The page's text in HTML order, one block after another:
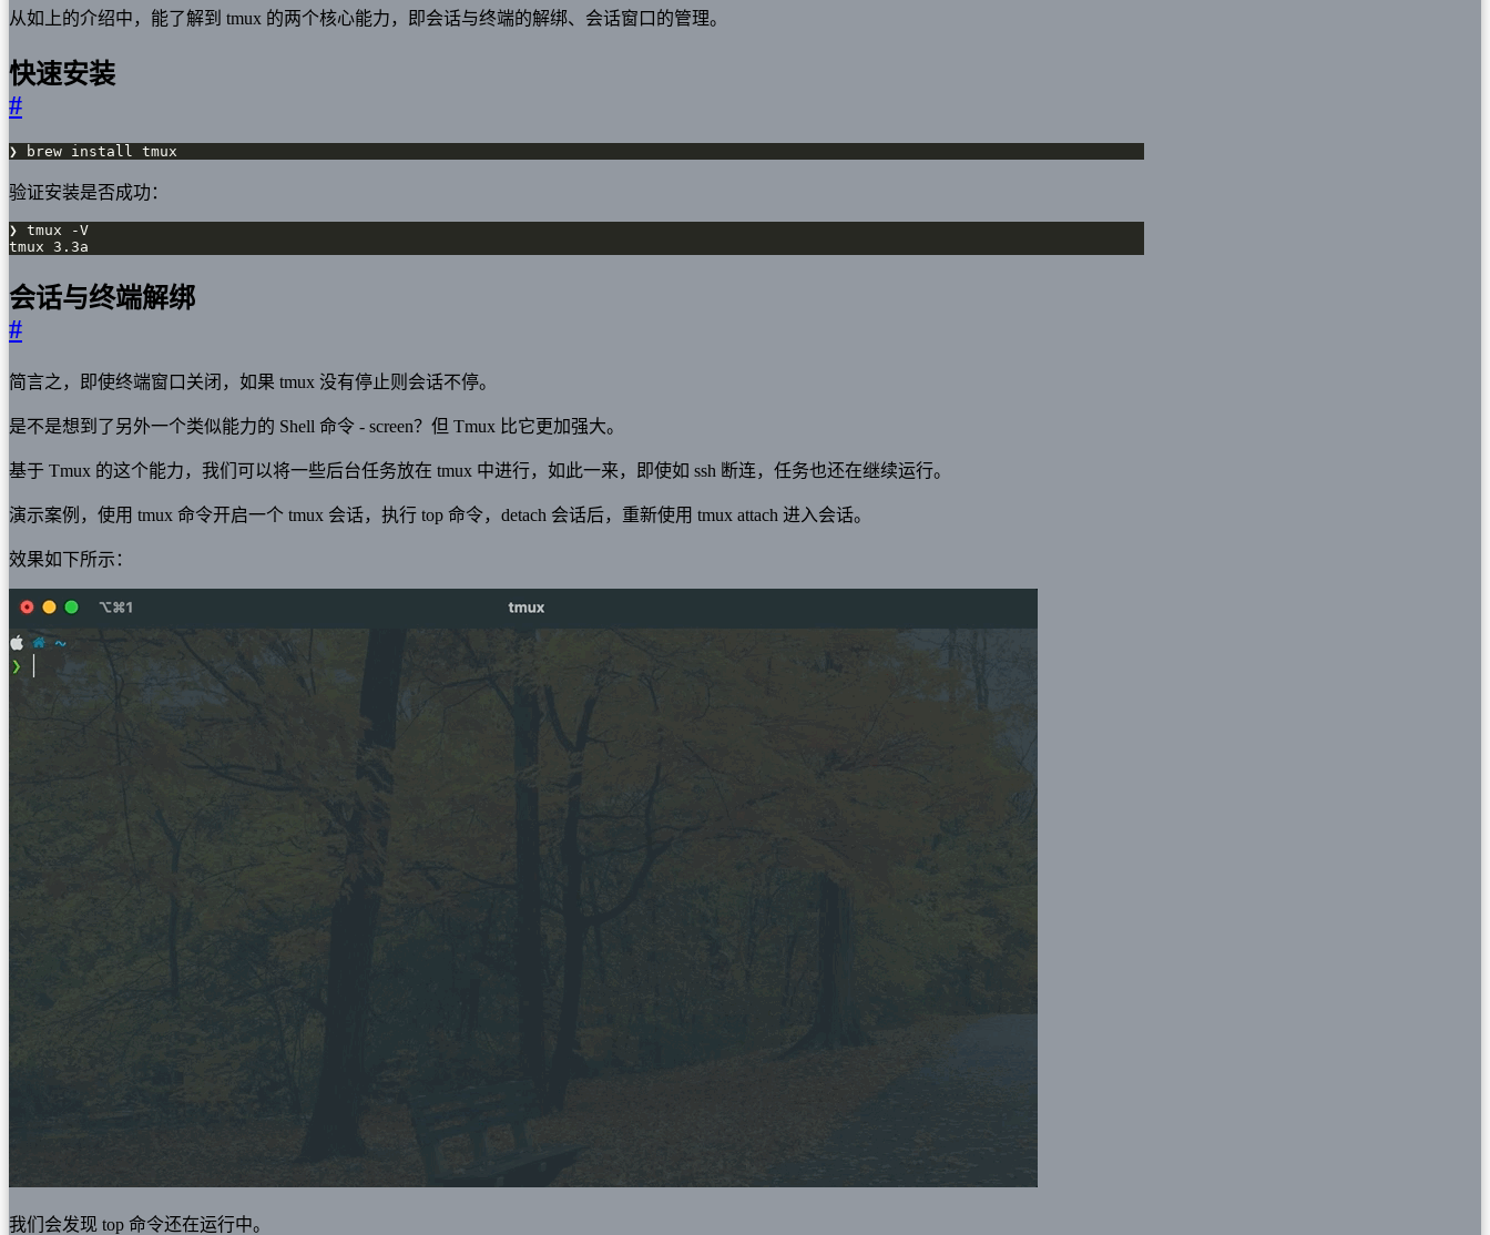
从如上的介绍中，能了解到 tmux 的两个核心能力，即会话与终端的解绑、会话窗口的管理。
快速安装
#
❯ brew install tmux
验证安装是否成功：
tmux 3.3a
会话与终端解绑
#
简言之，即使终端窗口关闭，如果 tmux 没有停止则会话不停。
是不是想到了另外一个类似能力的 Shell 命令 - screen？但 Tmux 比它更加强大。
基于 Tmux 的这个能力，我们可以将一些后台任务放在 tmux 中进行，如此一来，即使如 ssh 断连，任务也还在继续运行。
演示案例，使用 tmux 命令开启一个 tmux 会话，执行 top 命令，detach 会话后，重新使用 tmux attach 进入会话。
效果如下所示：
我们会发现 top 命令还在运行中。